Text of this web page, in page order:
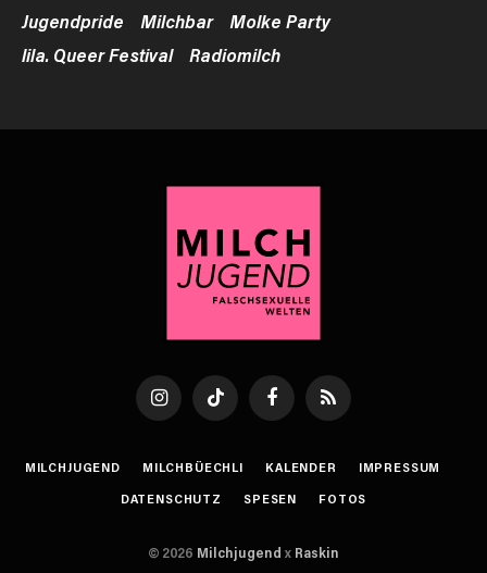
Jugendpride
Milchbar
Molke Party
lila. Queer Festival
Radiomilch
InstagramTikTok FacebookRSS
MILCHJUGEND MILCHBÜECHLI KALENDER
IMPRESSUM
DATENSCHUTZ
SPESEN FOTOS
© 2026 Milchjugend x Raskin